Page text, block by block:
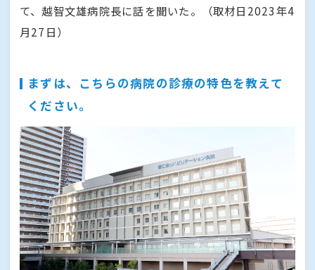
て、越智文雄病院長に話を聞いた。（取材日2023年4
月27日）
まずは、こちらの病院の診療の特色を教えて
ください。